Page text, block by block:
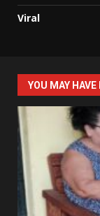
Viral
YOU MAY HAVE